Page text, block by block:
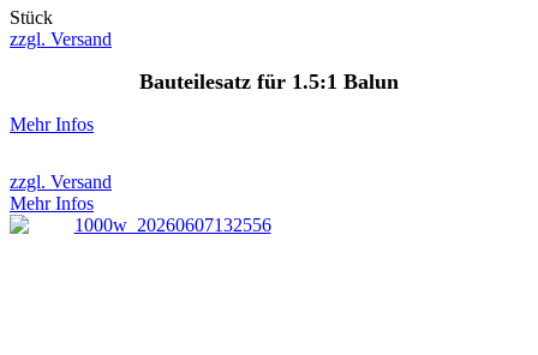
Stück
zzgl. Versand
Bauteilesatz für 1.5:1 Balun
Mehr Infos
zzgl. Versand
Mehr Infos